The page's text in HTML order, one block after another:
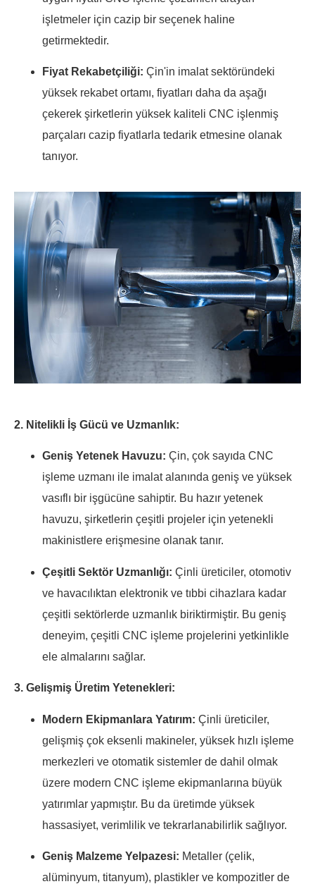
işletmeler için cazip bir seçenek haline
getirmektedir.
Fiyat Rekabetçiliği: Çin'in imalat sektöründeki
yüksek rekabet ortamı, fiyatları daha da aşağı
çekerek şirketlerin yüksek kaliteli CNC işlenmiş
parçaları cazip fiyatlarla tedarik etmesine olanak
tanıyor.
2. Nitelikli İş Gücü ve Uzmanlık:
Geniş Yetenek Havuzu: Çin, çok sayıda CNC
işleme uzmanı ile imalat alanında geniş ve yüksek
vasıflı bir işgücüne sahiptir. Bu hazır yetenek
havuzu, şirketlerin çeşitli projeler için yetenekli
makinistlere erişmesine olanak tanır.
Çeşitli Sektör Uzmanlığı: Çinli üreticiler, otomotiv
ve havacılıktan elektronik ve tıbbi cihazlara kadar
çeşitli sektörlerde uzmanlık biriktirmiştir. Bu geniş
deneyim, çeşitli CNC işleme projelerini yetkinlikle
ele almalarını sağlar.
3. Gelişmiş Üretim Yetenekleri:
Modern Ekipmanlara Yatırım: Çinli üreticiler,
gelişmiş çok eksenli makineler, yüksek hızlı işleme
merkezleri ve otomatik sistemler de dahil olmak
üzere modern CNC işleme ekipmanlarına büyük
yatırımlar yapmıştır. Bu da üretimde yüksek
hassasiyet, verimlilik ve tekrarlanabilirlik sağlıyor.
Geniş Malzeme Yelpazesi: Metaller (çelik,
alüminyum, titanyum), plastikler ve kompozitler de